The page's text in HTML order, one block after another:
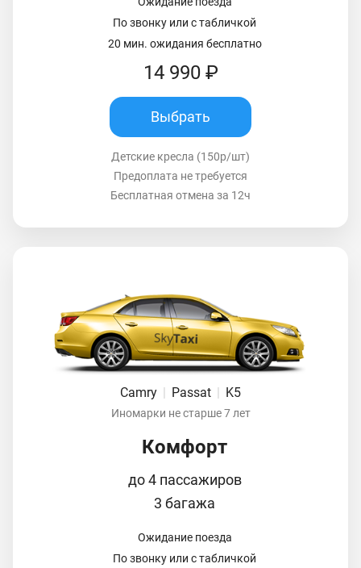
По звонку или с табличкой
20 мин. ожидания бесплатно
14 990 ₽
Выбрать
Детские кресла (150р/шт)
Предоплата не требуется
Бесплатная отмена за 12ч
Camry Passat K5
Иномарки не старше 7 лет
Комфорт
до 4 пассажиров
3 багажа
Ожидание поезда
По звонку или с табличкой